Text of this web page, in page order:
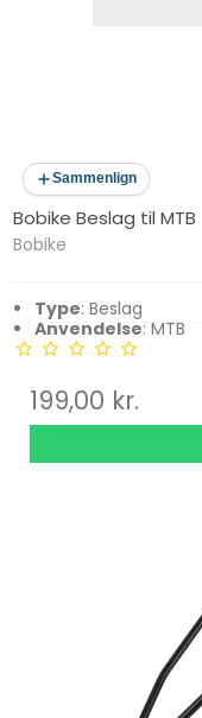
Sammenlign
Bobike Beslag til MTB
Bobike
Type: Beslag
Anvendelse: MTB
199,00 kr.